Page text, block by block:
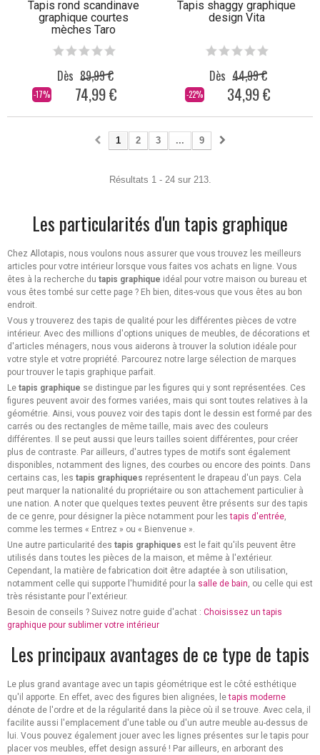
Tapis rond scandinave
graphique courtes
mèches Taro
-17%
Dès 89,99 €
74,99 €
Tapis shaggy graphique
design Vita
-22%
Dès 44,99 €
34,99 €
1 2 3 ... 9
Résultats 1 - 24 sur 213.
Les particularités d'un tapis graphique
Chez Allotapis, nous voulons nous assurer que vous trouvez les meilleurs
articles pour votre intérieur lorsque vous faites vos achats en ligne. Vous
êtes à la recherche du tapis graphique idéal pour votre maison ou bureau et
vous êtes tombé sur cette page ? Eh bien, dites-vous que vous êtes au bon
endroit.
Vous y trouverez des tapis de qualité pour les différentes pièces de votre
intérieur. Avec des millions d'options uniques de meubles, de décorations et
d'articles ménagers, nous vous aiderons à trouver la solution idéale pour
votre style et votre propriété. Parcourez notre large sélection de marques
pour trouver le tapis graphique parfait.
Le tapis graphique se distingue par les figures qui y sont représentées. Ces
figures peuvent avoir des formes variées, mais qui sont toutes relatives à la
géométrie. Ainsi, vous pouvez voir des tapis dont le dessin est formé par des
carrés ou des rectangles de même taille, mais avec des couleurs
différentes. Il se peut aussi que leurs tailles soient différentes, pour créer
plus de contraste. Par ailleurs, d'autres types de motifs sont également
disponibles, notamment des lignes, des courbes ou encore des points. Dans
certains cas, les tapis graphiques représentent le drapeau d'un pays. Cela
peut marquer la nationalité du propriétaire ou son attachement particulier à
une nation. A noter que quelques textes peuvent être présents sur des tapis
de ce genre, pour désigner la pièce notamment pour lestapis d'entrée,
comme les termes « Entrez » ou « Bienvenue ».
Une autre particularité des tapis graphiques est le fait qu'ils peuvent être
utilisés dans toutes les pièces de la maison, et même à l'extérieur.
Cependant, la matière de fabrication doit être adaptée à son utilisation,
notamment celle qui supporte l'humidité pour la salle de bain, ou celle qui est
très résistante pour l'extérieur.
Besoin de conseils ? Suivez notre guide d'achat : Choisissez un tapis
graphique pour sublimer votre intérieur
Les principaux avantages de ce type de tapis
Le plus grand avantage avec un tapis géométrique est le côté esthétique
qu'il apporte. En effet, avec des figures bien alignées, letapis moderne
dénote de l'ordre et de la régularité dans la pièce où il se trouve. Avec cela, il
facilite aussi l'emplacement d'une table ou d'un autre meuble au-dessus de
lui. Vous pouvez également jouer avec les lignes présentes sur le tapis pour
placer vos meubles, effet design assuré ! Par ailleurs, en arborant des